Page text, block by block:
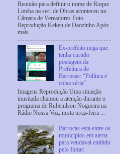
Reunião para definir o nome de Roque
Loteba na sec. de Obras aconteceu na
Câmara de Vereadores Foto
Reprodução Kekeu de Daozinho Após
mais ...
Ex-prefeito nega que
tenha curtido
postagem da
Prefeitura de
Barrocas: “Política é
coisa séria”
Imagens Reprodução Uma situação
inusitada chamou a atenção durante o
programa de Rubenilson Nogueira na
Rádio Nossa Voz, nesta terça-feira ...
Barrocas está entre os
municípios em alerta
para vendaval emitido
pelo Inmet